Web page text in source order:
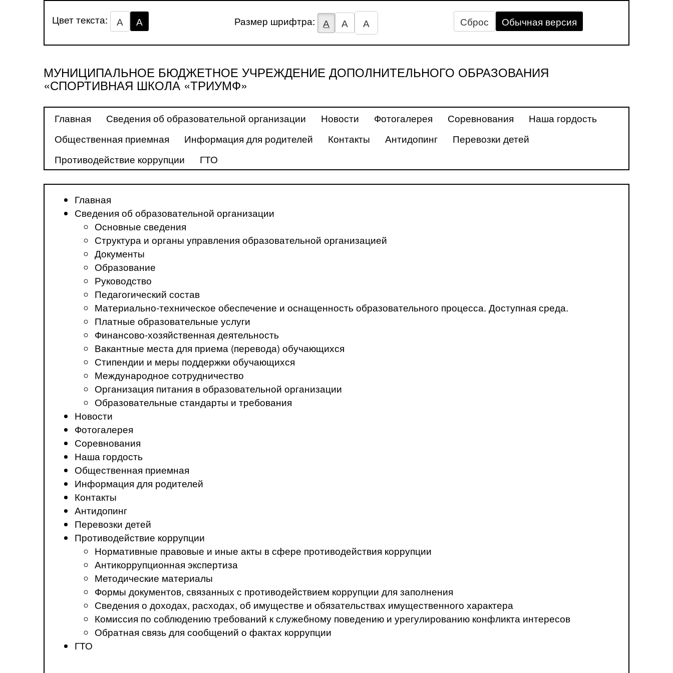
Цвет текста: А А Размер шрифтра: А А А Сброс Обычная версия
МУНИЦИПАЛЬНОЕ БЮДЖЕТНОЕ УЧРЕЖДЕНИЕ ДОПОЛНИТЕЛЬНОГО ОБРАЗОВАНИЯ
«СПОРТИВНАЯ ШКОЛА «ТРИУМФ»
Главная Сведения об образовательной организации Новости Фотогалерея Соревнования
Наша гордость
Общественная приемная
Информация для родителей Контакты Антидопинг
Перевозки детей
Противодействие коррупции
ГТО
Главная
Сведения об образовательной организации
Основные сведения
Структура и органы управления образовательной организацией
Документы
Образование
Руководство
Педагогический состав
Материально-техническое обеспечение и оснащенность образовательного процесса. Доступная среда.
Платные образовательные услуги
Финансово-хозяйственная деятельность
Вакантные места для приема (перевода) обучающихся
Стипендии и меры поддержки обучающихся
Международное сотрудничество
Организация питания в образовательной организации
Образовательные стандарты и требования
Новости
Фотогалерея
Соревнования
Наша гордость
Общественная приемная
Информация для родителей
Контакты
Антидопинг
Перевозки детей
Противодействие коррупции
Нормативные правовые и иные акты в сфере противодействия коррупции
Антикоррупционная экспертиза
Методические материалы
Формы документов, связанных с противодействием коррупции для заполнения
Сведения о доходах, расходах, об имуществе и обязательствах имущественного характера
Комиссия по соблюдению требований к служебному поведению и урегулированию конфликта интересов
Обратная связь для сообщений о фактах коррупции
ГТО